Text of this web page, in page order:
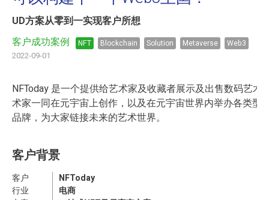
UD方案从零到一实现客户所想
客户成功案例
NFT Blockchain Solution Metaverse Web3
2022-09-01
NFToday 是一个提供给艺术家及收藏者展示及出售数码艺
术家一同在元宇宙上创作，以及在元宇宙世界内举办各类
品牌，为大家链接未来的艺术世界。
客户背景
客户
行业
NFToday
电商